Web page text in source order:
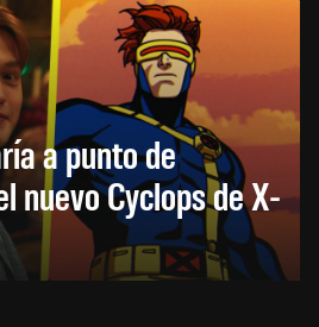
a punto de
nuevo Cyclops de X-